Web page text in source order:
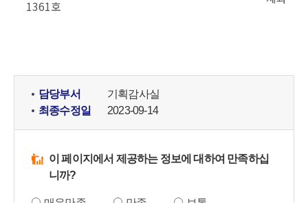
담당부서
기획감사실
최종수정일
2023-09-14
이 페이지에서 제공하는 정보에 대하여 만족하십
니까?